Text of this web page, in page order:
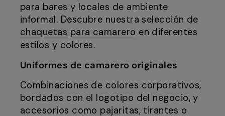
para bares y locales de ambiente
informal. Descubre nuestra selección de
chaquetas para camarero en diferentes
estilos y colores.
Uniformes de camarero originales
Combinaciones de colores corporativos,
bordados con el logotipo del negocio, y
accesorios como pajaritas, tirantes o